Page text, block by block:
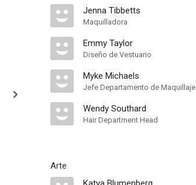
Jenna Tibbetts
Maquilladora
Emmy Taylor
Diseño de Vestuario
Myke Michaels
Jefe Departamento de Maquillaje
Wendy Southard
Hair Department Head
Arte